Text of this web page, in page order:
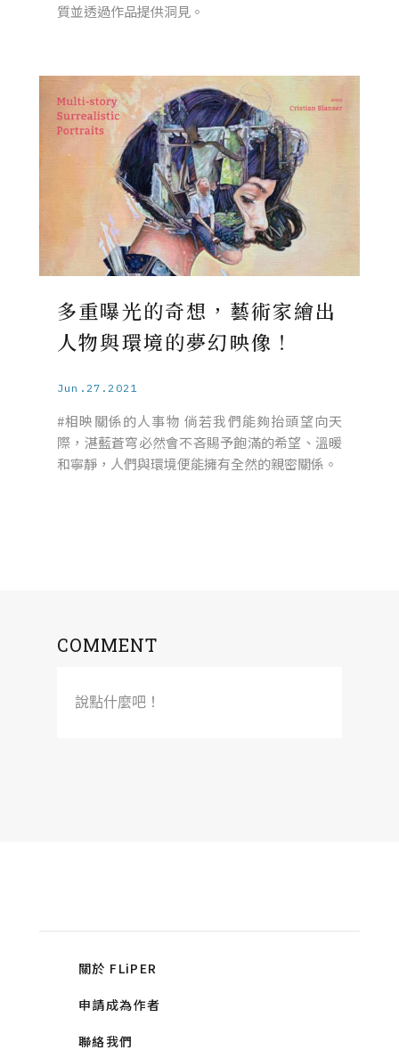
質並透過作品提供洞見。
多重曝光的奇想，藝術家繪出
人物與環境的夢幻映像！
Jun.27.2021
#相映關係的人事物 倘若我們能夠抬頭望向天
際，湛藍蒼穹必然會不吝賜予飽滿的希望、溫暖
和寧靜，人們與環境便能擁有全然的親密關係。
COMMENT
說點什麼吧！
關於 FLiPER
申請成為作者
聯絡我們